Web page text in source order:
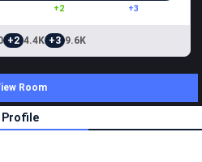
+2 +3
+2 4.4K +3 9.6K
Room
Profile